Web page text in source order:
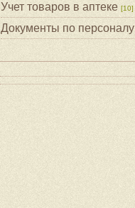
Учет товаров в аптеке [10]
Документы по персоналу